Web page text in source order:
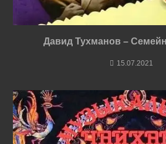
Давид Тухманов –
15.07.2021